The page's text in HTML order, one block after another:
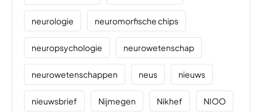
neurologie neuromorfische chips
neuropsychologie neurowetenschap
neurowetenschappen neus nieuws
nieuwsbrief Nijmegen Nikhef NIOO